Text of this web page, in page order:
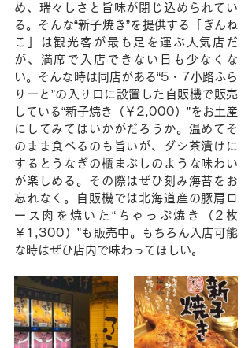
め、瑞々しさと旨味が閉じ込められてい
る。そんな“新子焼き”を提供する「ぎんね
こ」は観光客が最も足を運ぶ人気店だ
が、満席で入店できない日も少なくな
い。そんな時は同店がある“5・7小路ふら
りーと”の入り口に設置した自販機で販売
している“新子焼き（￥2,000）”をお土産
にしてみてはいかがだろうか。温めてそ
のまま食べるのも旨いが、ダシ茶漬けに
するとうなぎの櫃まぶしのような味わい
が楽しめる。その際はぜひ刻み海苔をお
忘れなく。自販機では北海道産の豚肩ロ
ース肉を焼いた“ちゃっぷ焼き（2枚
￥1,300）”も販売中。もちろん入店可能
な時はぜひ店内で味わってほしい。